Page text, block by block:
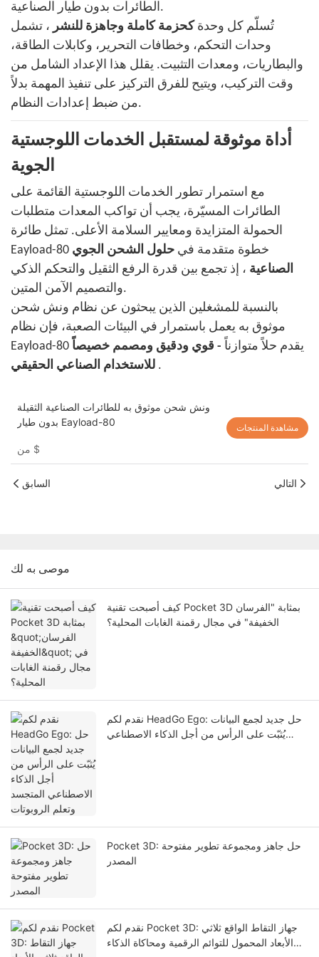
الطائرات بدون طيار الصناعية.
تُسلّم كل وحدة كحزمة كاملة وجاهزة للنشر ، تشمل
وحدات التحكم، وخطافات التحرير، وكابلات الطاقة،
والبطاريات، ومعدات التثبيت. يقلل هذا الإعداد الشامل من
وقت التركيب، ويتيح للفرق التركيز على تنفيذ المهمة بدلاً
من ضبط إعدادات النظام.
أداة موثوقة لمستقبل الخدمات اللوجستية
الجوية
مع استمرار تطور الخدمات اللوجستية القائمة على
الطائرات المسيّرة، يجب أن تواكب المعدات متطلبات
الحمولة المتزايدة ومعايير السلامة الأعلى. تمثل طائرة
Eayload-80 خطوة متقدمة في حلول الشحن الجوي
الصناعية ، إذ تجمع بين قدرة الرفع الثقيل والتحكم الذكي
والتصميم الآمن المتين.
بالنسبة للمشغلين الذين يبحثون عن نظام ونش شحن
موثوق به يعمل باستمرار في البيئات الصعبة، فإن نظام
Eayload-80 يقدم حلاً متوازناً - قوي ودقيق ومصمم خصيصاً
للاستخدام الصناعي الحقيقي .
ونش شحن موثوق به للطائرات الصناعية الثقيلة
بدون طيار Eayload-80
$
مشاهدة المنتجات
السابق التالي
موصى به لك
كيف أصبحت تقنية Pocket 3D بمثابة "الفرسان
الخفيفة" في مجال رقمنة الغابات المحلية؟
نقدم لكم HeadGo Ego: حل جديد لجمع البيانات
يُثبّت على الرأس من أجل الذكاء الاصطناعي
Pocket 3D: حل جاهز ومجموعة تطوير مفتوحة
المصدر
نقدم لكم Pocket 3D: جهاز التقاط الواقع ثلاثي
الأبعاد المحمول للتوائم الرقمية ومحاكاة الذكاء